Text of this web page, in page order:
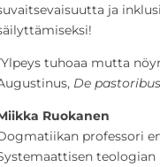
ja
tuhoaa mutta
De pastoribus
Ruokanen
professori